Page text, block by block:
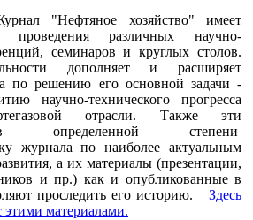
"Нефтяное хозяйство" имеет
проведения различных научно-
семинаров и круглых столов.
дополняет и расширяет
по решению его основной задачи -
научно-технического прогресса
отрасли. Также эти
определенной степени
журнала по наиболее актуальным
а их материалы (презентации,
и пр.) как и опубликованные в
проследить его историю. Здесь
этими материалами.